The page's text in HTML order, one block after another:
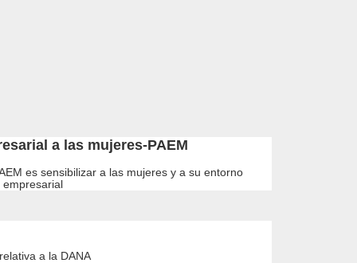
a las mujeres-PAEM
es sensibilizar a las mujeres y a su entorno
empresarial
a la DANA